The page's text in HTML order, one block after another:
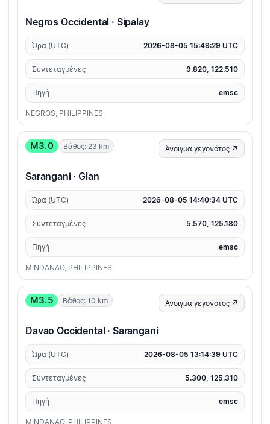
Negros Occidental · Sipalay
Ώρα (UTC) 2026-08-05 15:49:29 UTC
Συντεταγμένες 9.820, 122.510
Πηγή emsc
NEGROS, PHILIPPINES
M3.0 Βάθος: 23 km Άνοιγμα γεγονότος ↗
Sarangani · Glan
Ώρα (UTC) 2026-08-05 14:40:34 UTC
Συντεταγμένες 5.570, 125.180
Πηγή emsc
MINDANAO, PHILIPPINES
M3.5 Βάθος: 10 km Άνοιγμα γεγονότος ↗
Davao Occidental · Sarangani
Ώρα (UTC) 2026-08-05 13:14:39 UTC
Συντεταγμένες 5.300, 125.310
Πηγή emsc
MINDANAO, PHILIPPINES